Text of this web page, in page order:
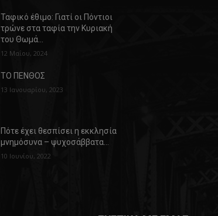
Ταφικό έθιμο: Γιατί οι Πόντιοι
τρώνε στα ταφία την Κυριακή
του Θωμά…
12 Μαΐου, 2024
ΤΟ ΠΕΝΘΟΣ
13 Ιανουαρίου, 2023
Πότε έχει θεσπίσει η εκκλησία
μνημόσυνα – ψυχοσάββατα…
10 Ιουνίου, 2022